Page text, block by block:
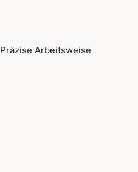
Präzise Arbeitsweise